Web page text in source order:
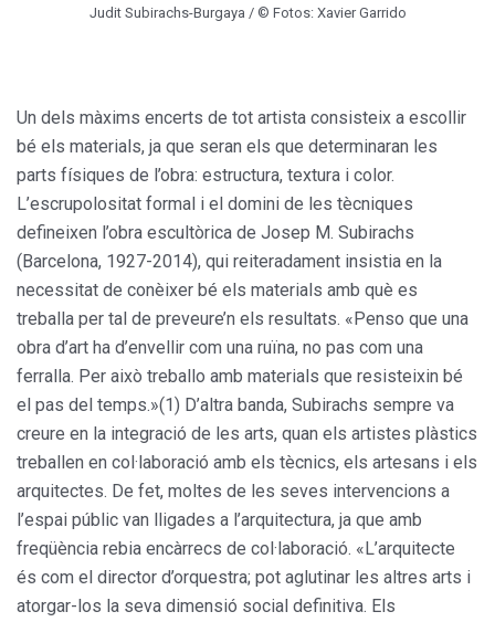
Judit Subirachs-Burgaya / © Fotos: Xavier Garrido
Un dels màxims encerts de tot artista consisteix a escollir
bé els materials, ja que seran els que determinaran les
parts físiques de l’obra: estructura, textura i color.
L’escrupolositat formal i el domini de les tècniques
defineixen l’obra escultòrica de Josep M. Subirachs
(Barcelona, 1927-2014), qui reiteradament insistia en la
necessitat de conèixer bé els materials amb què es
treballa per tal de preveure’n els resultats. «Penso que una
obra d’art ha d’envellir com una ruïna, no pas com una
ferralla. Per això treballo amb materials que resisteixin bé
el pas del temps.»(1) D’altra banda, Subirachs sempre va
creure en la integració de les arts, quan els artistes plàstics
treballen en col·laboració amb els tècnics, els artesans i els
arquitectes. De fet, moltes de les seves intervencions a
l’espai públic van lligades a l’arquitectura, ja que amb
freqüència rebia encàrrecs de col·laboració. «L’arquitecte
és com el director d’orquestra; pot aglutinar les altres arts i
atorgar-los la seva dimensió social definitiva. Els